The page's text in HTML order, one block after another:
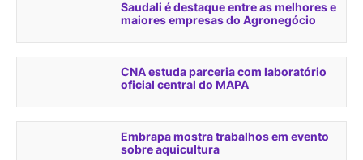
Saudali é destaque entre as melhores e
maiores empresas do Agronegócio
CNA estuda parceria com laboratório
oficial central do MAPA
Embrapa mostra trabalhos em evento
sobre aquicultura